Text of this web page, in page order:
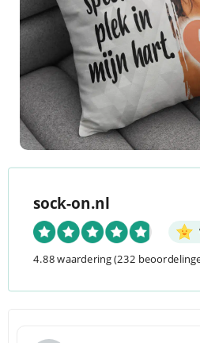
sock-on.nl
4.88 waardering(232